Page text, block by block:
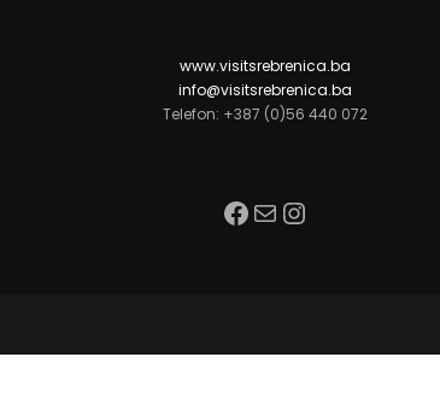
www.visitsrebrenica.ba
info@visitsrebrenica.ba
Telefon: +387 (0)56 440 072
Facebook Mail Instagram